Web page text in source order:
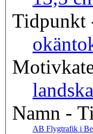
Tidpunkt
okänt
Namn -
AB Flygtrafik i